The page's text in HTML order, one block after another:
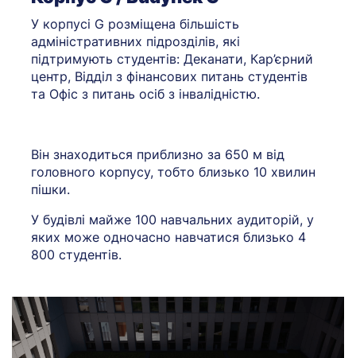
У корпусі G розміщена більшість
адміністративних підрозділів, які
підтримують студентів: Деканати, Кар’єрний
центр, Відділ з фінансових питань студентів
та Офіс з питань осіб з інвалідністю.
Він знаходиться приблизно за 650 м від
головного корпусу, тобто близько 10 хвилин
пішки.
У будівлі майже 100 навчальних аудиторій, у
яких може одночасно навчатися близько 4
800 студентів.